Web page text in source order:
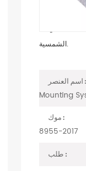
على الوحدة
الشمسية.
اسم العنصر :
Mounting
موك :
8955-2017
طلب :